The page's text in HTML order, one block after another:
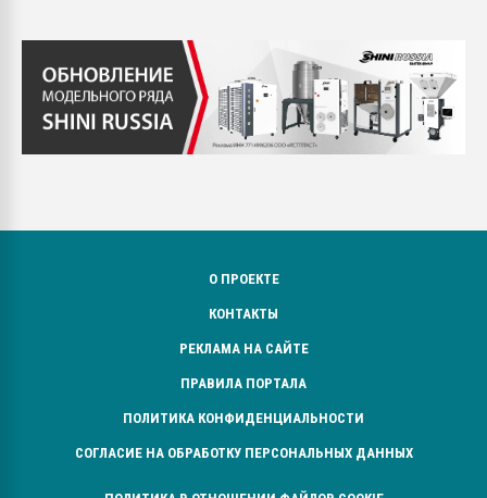
О ПРОЕКТЕ
КОНТАКТЫ
РЕКЛАМА НА САЙТЕ
ПРАВИЛА ПОРТАЛА
ПОЛИТИКА КОНФИДЕНЦИАЛЬНОСТИ
СОГЛАСИЕ НА ОБРАБОТКУ ПЕРСОНАЛЬНЫХ ДАННЫХ